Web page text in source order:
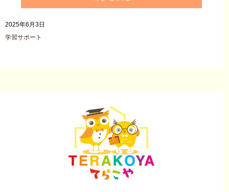
2025年6月3日
学習サポート